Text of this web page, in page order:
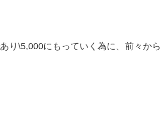
り\5,000にもっていく為に、前々から